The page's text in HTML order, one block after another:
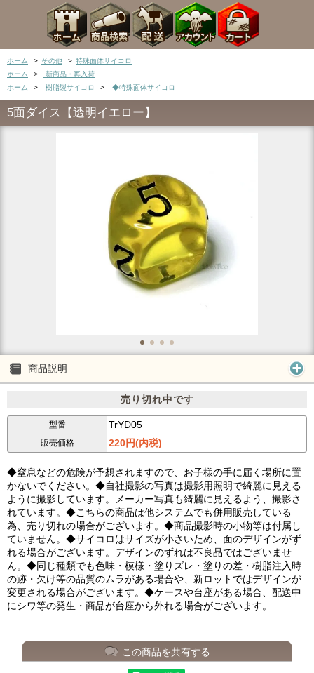
ホーム > その他 > 特殊面体サイコロ
ホーム
>
新商品・再入荷
ホーム
> 樹脂製サイコロ > ◆特殊面体サイコロ
5面ダイス【透明イエロー】
商品説明
売り切れ中です
型番 TrYD05
販売価格 220円(内税)
◆窒息などの危険が予想されますので、お子様の手に届く場所に置
かないでください。◆自社撮影の写真は撮影用照明で綺麗に見える
ように撮影しています。メーカー写真も綺麗に見えるよう、撮影さ
れています。◆こちらの商品は他システムでも併用販売している
為、売り切れの場合がございます。◆商品撮影時の小物等は付属し
ていません。◆サイコロはサイズが小さいため、面のデザインがず
れる場合がございます。デザインのずれは不良品ではございませ
ん。◆同じ種類でも色味・模様・塗りズレ・塗りの差・樹脂注入時
の跡・欠け等の品質のムラがある場合や、新ロットではデザインが
変更される場合がございます。◆ケースや台座がある場合、配送中
にシワ等の発生・商品が台座から外れる場合がございます。
この商品を共有する